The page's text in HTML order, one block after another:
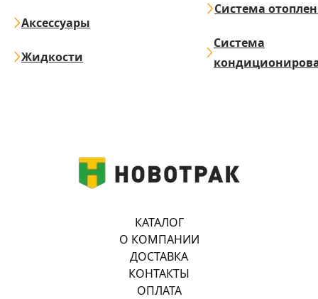
Аксессуары
Жидкости
Система
Система
КАТАЛОГ
О КОМПАНИИ
ДОСТАВКА
КОНТАКТЫ
ОПЛАТА